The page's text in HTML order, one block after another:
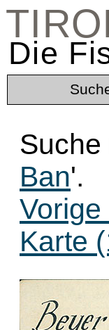
Die
Suche
Ban'.
Karte